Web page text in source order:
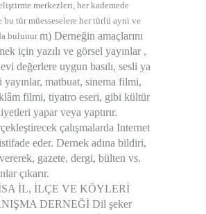
merkezleri, her kademede
bu tür müesseselere her türlü ayni ve
bulunurm) Derneğin amaçlarını
için yazılı ve görsel yayınlar ,
değerlere uygun basılı, sesli ya
yayınlar, matbuat, sinema filmi,
filmi, tiyatro eseri, gibi kültür
yapar veya yaptırır.
çalışmalarda Internet
eder. Dernek adına bildiri,
gazete, dergi, bülten vs.
çıkarır.
İL, İLÇE VE KÖYLERİ
DERNEĞİ Dil şeker